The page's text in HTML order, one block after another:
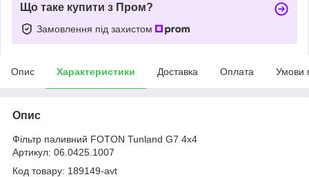
Що таке купити з Пром?
Замовлення під захистом
Опис Характеристики Доставка Оплата Умови
Опис
Фільтр паливний FOTON Tunland G7 4x4
Артикул: 06.0425.1007
Код товару: 189149-avt